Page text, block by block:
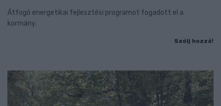
Átfogó energetikai fejlesztési programot fogadott el a
kormány.
Szólj hozzá!